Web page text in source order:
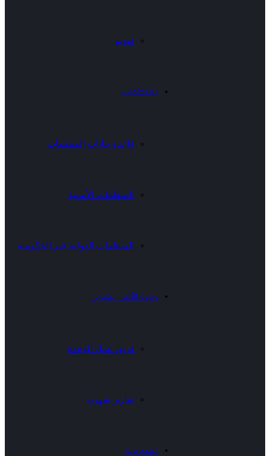
فيديو
المنظمات
قاعدة بيانات المنظمات
المنظمات الأممية
المنظمات الدولية غير الحكومية
وحدة الأمن الغذائي
فريق عمل الوحدة
تقارير شهرية
المديريات